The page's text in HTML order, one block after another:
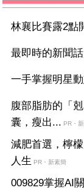
林襄比賽露2點
最即時的新聞
一手掌握明星
腹部脂肪的「
囊，瘦出... PR・
減肥首選，檸
人生 PR・新素簡
009829掌握AI